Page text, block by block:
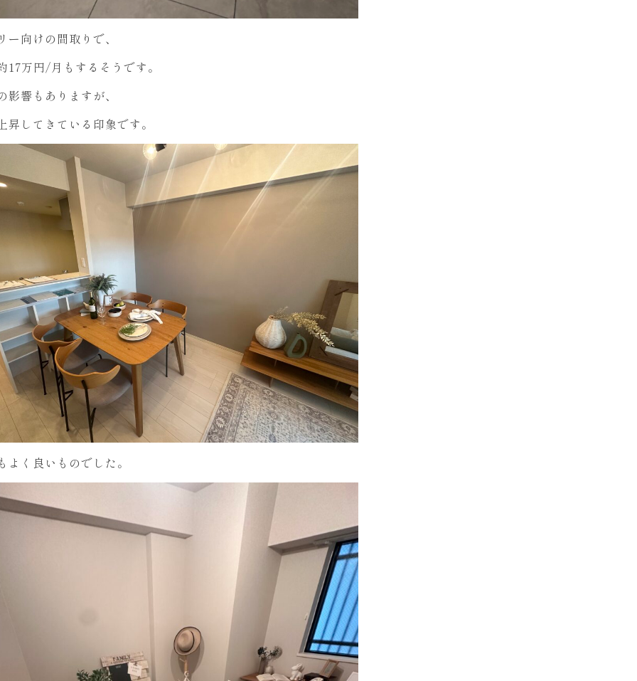
ー向けの間取りで、
17万円/月もするそうです。
影響もありますが、
昇してきている印象です。
よく良いものでした。